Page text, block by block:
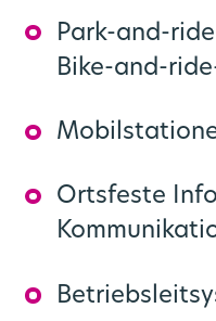
Park-and-
Bike-and-
Ortsfeste